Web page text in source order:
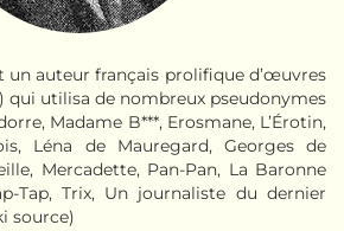
un auteur français prolifique d’œuvres
qui utilisa de nombreux pseudonymes
Madame B***, Erosmane, L’Érotin,
Léna de Mauregard, Georges de
Mercadette, Pan-Pan, La Baronne
Tap, Trix, Un journaliste du dernier
source)